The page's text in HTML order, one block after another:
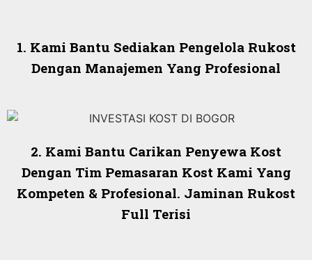
1. Kami Bantu Sediakan Pengelola Rukost
Dengan Manajemen Yang Profesional
2. Kami Bantu Carikan Penyewa Kost
Dengan Tim Pemasaran Kost Kami Yang
Kompeten & Profesional. Jaminan Rukost
Full Terisi